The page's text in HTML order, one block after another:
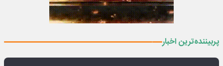
پربیننده‌ترین اخبار